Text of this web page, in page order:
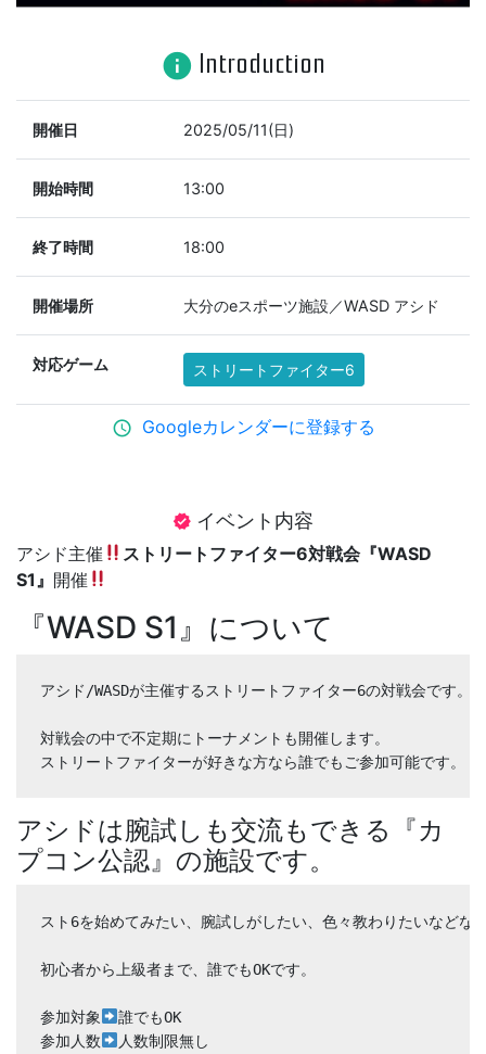
info Introduction
開催日 2025/05/11(日)
開始時間 13:00
終了時間 18:00
開催場所 大分のeスポーツ施設／WASD アシド
対応ゲーム ストリートファイター6
schedule Googleカレンダーに登録する
verified イベント内容
アシド主催
ストリートファイター6対戦会『WASD
S1』 開催
『WASD S1』について
アシド/WASDが主催するストリートファイター6の対戦会です。
対戦会の中で不定期にトーナメントも開催します。
ストリートファイターが好きな方なら誰でもご参加可能です。
アシドは腕試しも交流もできる『カ
プコン公認』の施設です。
スト6を始めてみたい、腕試しがしたい、色々教わりたいなどな
初心者から上級者まで、誰でもOKです。
参加対象
誰でもOK
参加人数
人数制限無し